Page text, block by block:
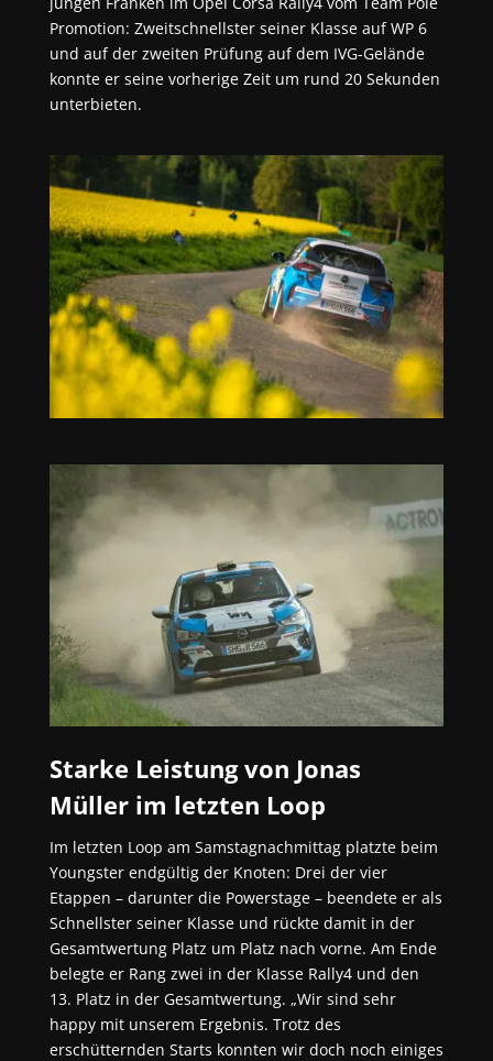
Promotion: Zweitschnellster seiner Klasse auf WP 6
und auf der zweiten Prüfung auf dem IVG-Gelände
konnte er seine vorherige Zeit um rund 20 Sekunden
unterbieten.
Starke Leistung von Jonas
Müller im letzten Loop
Im letzten Loop am Samstagnachmittag platzte beim
Youngster endgültig der Knoten: Drei der vier
Etappen – darunter die Powerstage – beendete er als
Schnellster seiner Klasse und rückte damit in der
Gesamtwertung Platz um Platz nach vorne. Am Ende
belegte er Rang zwei in der Klasse Rally4 und den
13. Platz in der Gesamtwertung. „Wir sind sehr
happy mit unserem Ergebnis. Trotz des
erschütternden Starts konnten wir doch noch einiges